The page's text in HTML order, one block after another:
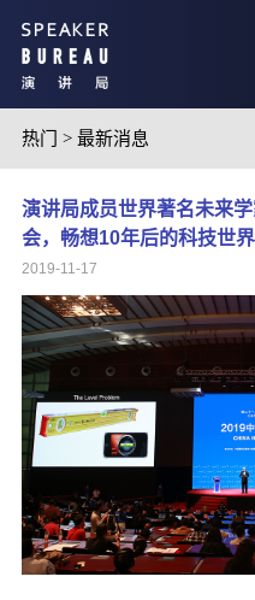
热门 > 最新消息
演讲局成员世界著名未来
会，畅想10年后的科技世界
2019-11-17